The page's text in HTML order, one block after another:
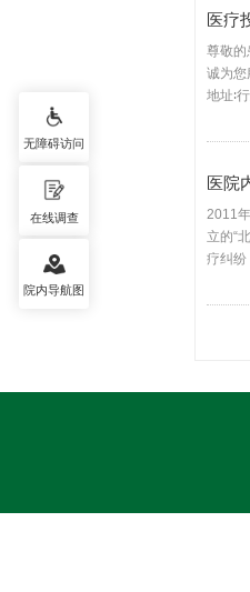
医疗
尊敬的
诚为您
地址∶
医院
2011
立的“
疗纠纷
无障碍访问
在线调查
院内导航图